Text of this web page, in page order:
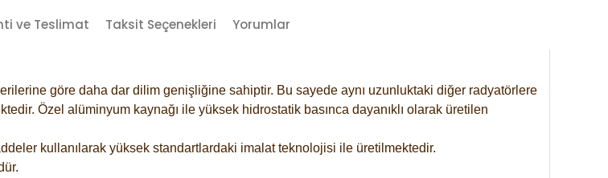
ve Teslimat Taksit Seçenekleri Yorumlar
göre daha dar dilim genişliğine sahiptir. Bu sayede aynı uzunluktaki diğer radyatörlere
Özel alüminyum kaynağı ile yüksek hidrostatik basınca dayanıklı olarak üretilen
kullanılarak yüksek standartlardaki imalat teknolojisi ile üretilmektedir.